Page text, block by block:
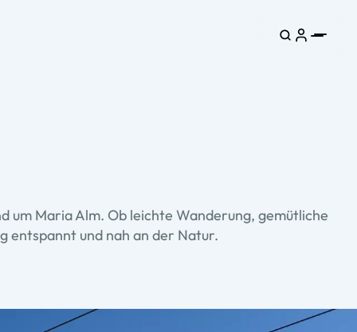
um Maria Alm. Ob leichte Wanderung, gemütliche
entspannt und nah an der Natur.